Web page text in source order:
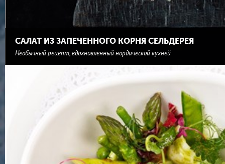
САЛАТ ИЗ ЗАПЕЧЕННОГО КОРНЯ СЕЛЬДЕРЕЯ
Необычный рецепт, вдохновленный нордической кухней